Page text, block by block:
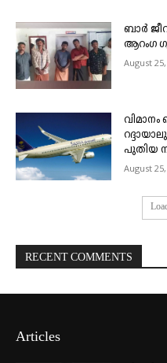
ബാർ
ആറംഗ
August
പുതിയ
August
RECENT COMMENTS
Articles